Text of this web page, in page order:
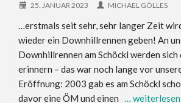
25. JANUAR 2023 MICHAEL GÖLLES
…erstmals seit sehr, sehr langer Zeit
wieder ein Downhillrennen geben! An
Downhillrennen am Schöckl werden
erinnern – das war noch lange vor
Eröffnung: 2003 gab es am Schöckl
davor eine ÖM und einen … weiterlesen